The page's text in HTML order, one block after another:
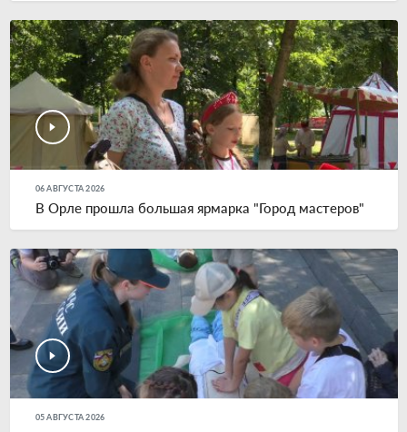
06 АВГУСТА 2026
В Орле прошла большая ярмарка "Город мастеров"
05 АВГУСТА 2026